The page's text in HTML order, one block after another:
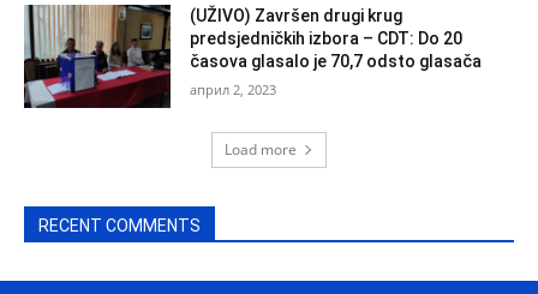
(UŽIVO) Završen drugi krug
predsjedničkih izbora – CDT: Do 20
časova glasalo je 70,7 odsto glasača
април 2, 2023
Load more
RECENT COMMENTS